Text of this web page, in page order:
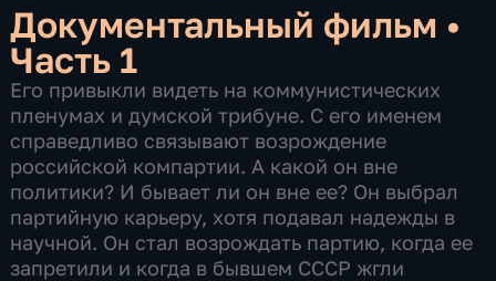
Документальный фильм •
Часть 1
Его привыкли видеть на коммунистических
пленумах и думской трибуне. С его именем
справедливо связывают возрождение
российской компартии. А какой он вне
политики? И бывает ли он вне ее? Он выбрал
партийную карьеру, хотя подавал надежды в
научной. Он стал возрождать партию, когда ее
запретили и когда в бывшем СССР жгли